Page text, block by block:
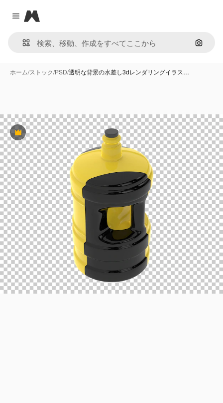
Close menu
Magnific
画像で
ホーム/ストック/PSD/透明な背景の水差し3dレンダリングイラス…
Premium